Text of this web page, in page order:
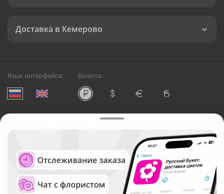
Доставка в Кемерово
Язык интерфейса: Валюта:
Служба круглосуточной доставки цветов в Кемерово
Русский Букет, 2026
Общество с ограниченной ответственностью «Технология»
ОГРН: 1195476081745, ИНН: 5410081997
Юридический адрес: г. Новосибирск, ул. Ипподромская,
д.42, оф. 3